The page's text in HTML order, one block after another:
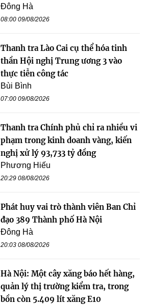
Đông Hà
08:00 09/08/2026
Thanh tra Lào Cai cụ thể hóa tinh
thần Hội nghị Trung ương 3 vào
thực tiễn công tác
Bùi Bình
07:00 09/08/2026
Thanh tra Chính phủ chỉ ra nhiều vi
phạm trong kinh doanh vàng, kiến
nghị xử lý 93,733 tỷ đồng
Phương Hiếu
20:29 08/08/2026
Phát huy vai trò thành viên Ban Chỉ
đạo 389 Thành phố Hà Nội
Đông Hà
20:03 08/08/2026
Hà Nội: Một cây xăng báo hết hàng,
quản lý thị trường kiểm tra, trong
bồn còn 5.409 lít xăng E10